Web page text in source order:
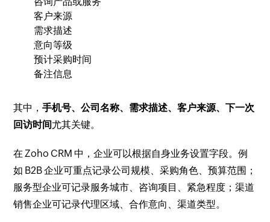
客户来源
需求描述
意向等级
预计采购时间
备注信息
其中，手机号、公司名称、需求描述、客户来源、下一次
回访时间尤其关键。
在 Zoho CRM 中，企业可以根据自身业务设置字段。例
如 B2B 企业可重点记录公司规模、采购角色、预算范围；
服务型企业可记录服务城市、咨询项目、紧急程度；渠道
销售企业可记录代理区域、合作意向、渠道类型。